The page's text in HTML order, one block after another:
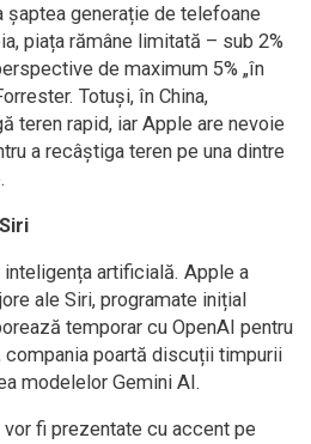
șaptea generație de telefoane
piața rămâne limitată – sub 2%
de maximum 5% „în
Totuși, în China,
teren rapid, iar Apple are nevoie
a recâștiga teren pe una dintre
artificială. Apple a
ale Siri, programate inițial
temporar cu OpenAI pentru
compania poartă discuții timpurii
modelelor Gemini AI.
fi prezentate cu accent pe